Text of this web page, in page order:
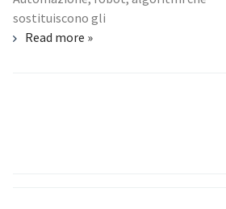
sostituiscono gli
Read more »